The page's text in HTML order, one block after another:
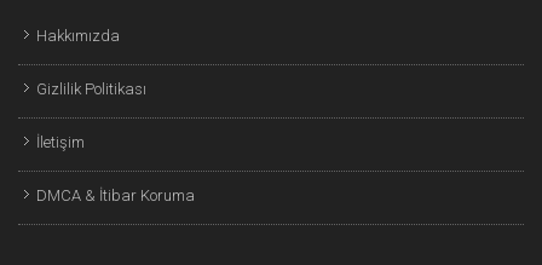
Hakkımızda
Gizlilik Politikası
İletişim
DMCA & İtibar Koruma